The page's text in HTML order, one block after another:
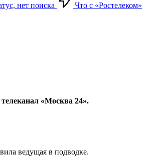
нет поиска
Что с «Ростелеком»
«Москва 24».
ведущая в подводке.